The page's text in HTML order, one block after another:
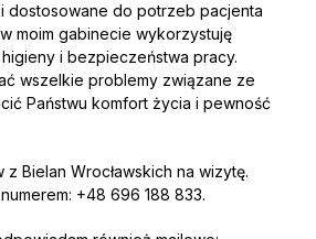
dostosowane do potrzeb pacjenta
moim gabinecie wykorzystuję
i bezpieczeństwa pracy.
wszelkie problemy związane ze
Państwu komfort życia i pewność
Bielan Wrocławskich na wizytę.
+48 696 188 833.